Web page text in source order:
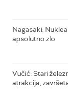
Nagasaki:
apsolutno zlo
Vučić: Stari
atrakcija,